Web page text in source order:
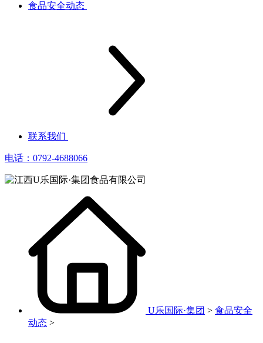
食品安全动态
联系我们
电话：0792-4688066
U乐国际·集团 > 食品安全
动态 >